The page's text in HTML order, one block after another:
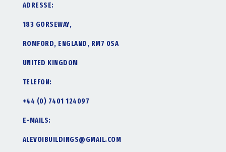
ADRESSE:
183 GORSEWAY,
ROMFORD, ENGLAND, RM7 0SA
UNITED KINGDOM
TELEFON:
+44 (0) 7401 124097
E-MAILS:
ALEVOIBUILDINGS@GMAIL.COM